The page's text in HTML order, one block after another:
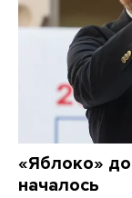
«Яблоко»
началось